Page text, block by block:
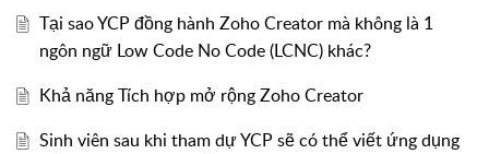
Tại sao YCP đồng hành Zoho Creator mà không là 1
ngôn ngữ Low Code No Code (LCNC) khác?
Khả năng Tích hợp mở rộng Zoho Creator
Sinh viên sau khi tham dự YCP sẽ có thể viết ứng dụng